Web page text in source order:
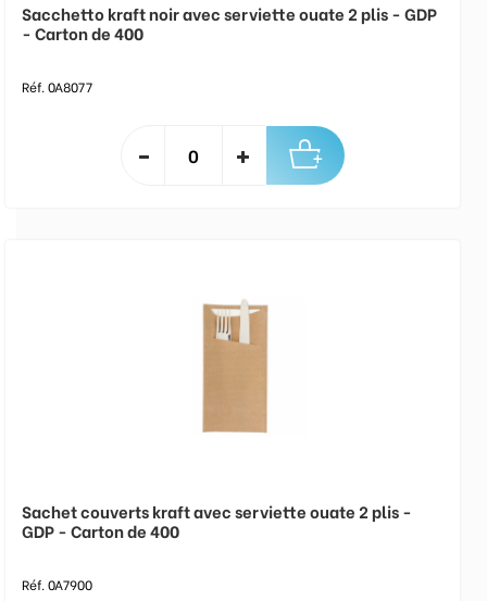
Sacchetto kraft noir avec serviette ouate 2 plis - GDP
- Carton de 400
Réf. 0A8077
Sachet couverts kraft avec serviette ouate 2 plis -
GDP - Carton de 400
Réf. 0A7900